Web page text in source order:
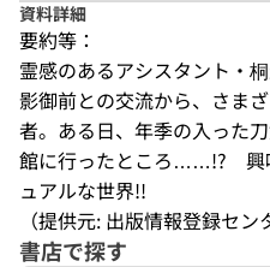
資料詳細
要約等：
霊感のあるアシスタント・
影御前との交流から、さま
者。ある日、年季の入った
館に行ったところ……!?　興
ュアルな世界!!
（提供元: 出版情報登録セン
書店で探す